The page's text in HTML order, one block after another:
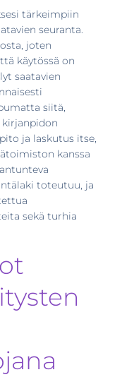
tärkeimpiin
seuranta.
joten
käytössä on
saatavien
siitä,
ja laskutus itse,
kanssa
toteutuu, ja
sekä turhia